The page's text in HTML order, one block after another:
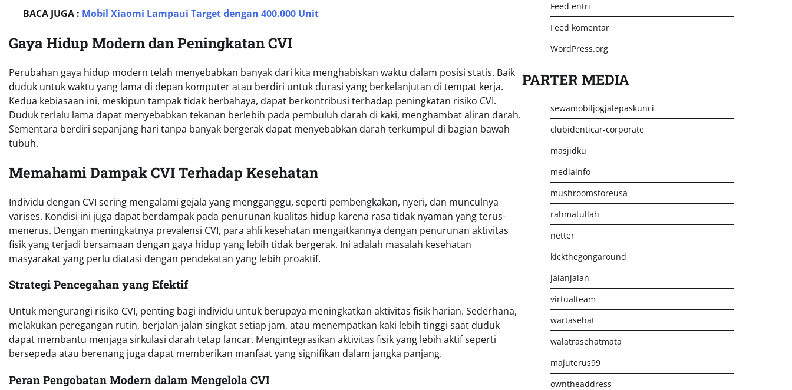
BACA JUGA : Mobil Xiaomi Lampaui Target dengan 400.000 Unit
Gaya Hidup Modern dan Peningkatan CVI
Perubahan gaya hidup modern telah menyebabkan banyak dari kita menghabiskan waktu dalam posisi statis. Baik
duduk untuk waktu yang lama di depan komputer atau berdiri untuk durasi yang berkelanjutan di tempat kerja.
Kedua kebiasaan ini, meskipun tampak tidak berbahaya, dapat berkontribusi terhadap peningkatan risiko CVI.
Duduk terlalu lama dapat menyebabkan tekanan berlebih pada pembuluh darah di kaki, menghambat aliran darah.
Sementara berdiri sepanjang hari tanpa banyak bergerak dapat menyebabkan darah terkumpul di bagian bawah
tubuh.
Memahami Dampak CVI Terhadap Kesehatan
Individu dengan CVI sering mengalami gejala yang mengganggu, seperti pembengkakan, nyeri, dan munculnya
varises. Kondisi ini juga dapat berdampak pada penurunan kualitas hidup karena rasa tidak nyaman yang terus-
menerus. Dengan meningkatnya prevalensi CVI, para ahli kesehatan mengaitkannya dengan penurunan aktivitas
fisik yang terjadi bersamaan dengan gaya hidup yang lebih tidak bergerak. Ini adalah masalah kesehatan
masyarakat yang perlu diatasi dengan pendekatan yang lebih proaktif.
Strategi Pencegahan yang Efektif
Untuk mengurangi risiko CVI, penting bagi individu untuk berupaya meningkatkan aktivitas fisik harian. Sederhana,
melakukan peregangan rutin, berjalan-jalan singkat setiap jam, atau menempatkan kaki lebih tinggi saat duduk
dapat membantu menjaga sirkulasi darah tetap lancar. Mengintegrasikan aktivitas fisik yang lebih aktif seperti
bersepeda atau berenang juga dapat memberikan manfaat yang signifikan dalam jangka panjang.
Peran Pengobatan Modern dalam Mengelola CVI
Feed entri
Feed komentar
WordPress.org
PARTER MEDIA
sewamobiljogjalepaskunci
clubidenticar-corporate
masjidku
mediainfo
mushroomstoreusa
rahmatullah
netter
kickthegongaround
jalanjalan
virtualteam
wartasehat
walatrasehatmata
majuterus99
owntheaddress